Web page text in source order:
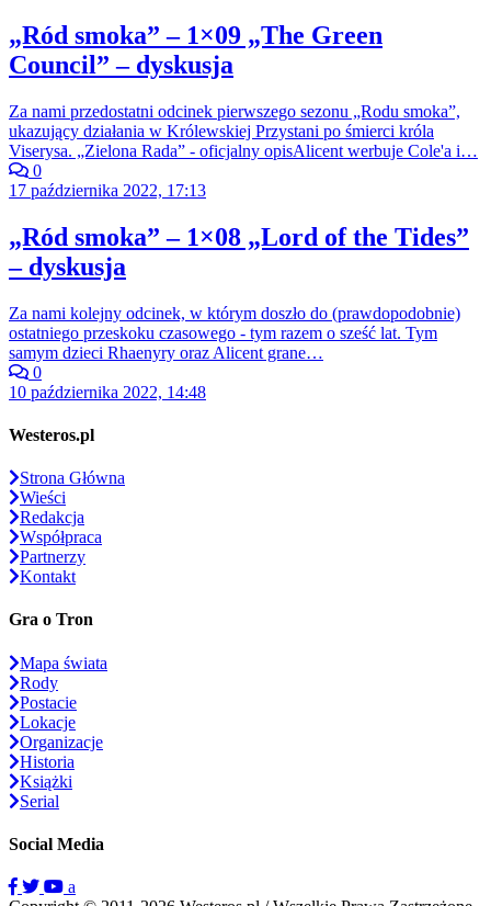
„Ród smoka” – 1×09 „The Green
Council” – dyskusja
Za nami przedostatni odcinek pierwszego sezonu „Rodu smoka”,
ukazujący działania w Królewskiej Przystani po śmierci króla
Viserysa. „Zielona Rada” - oficjalny opisAlicent werbuje Cole'a i…
0
17 października 2022, 17:13
„Ród smoka” – 1×08 „Lord of the Tides”
– dyskusja
Za nami kolejny odcinek, w którym doszło do (prawdopodobnie)
ostatniego przeskoku czasowego - tym razem o sześć lat. Tym
samym dzieci Rhaenyry oraz Alicent grane…
0
10 października 2022, 14:48
Westeros.pl
Strona Główna
Wieści
Redakcja
Współpraca
Partnerzy
Kontakt
Gra o Tron
Mapa świata
Rody
Postacie
Lokacje
Organizacje
Historia
Książki
Serial
Social Media
a